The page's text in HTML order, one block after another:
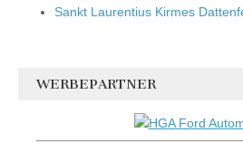
Sankt Laurentius Kirmes
WERBEPARTNER